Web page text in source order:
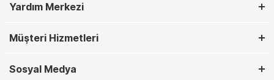
Yardım Merkezi
Müşteri Hizmetleri
Sosyal Medya